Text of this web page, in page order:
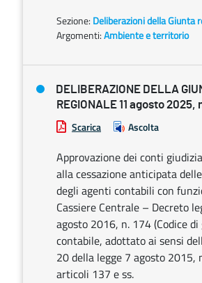
Sezione: Deliberazioni della Giunta
Argomenti:Ambiente e territorio
DELIBERAZIONE DELLA
REGIONALE 11 agosto 2025,
Scarica Ascolta
Approvazione dei conti
alla cessazione anticipata
degli agenti contabili con
Cassiere Centrale – Decreto
agosto 2016, n. 174 (Codice
contabile, adottato ai sensi
20 della legge 7 agosto 2015,
articoli 137 e ss.